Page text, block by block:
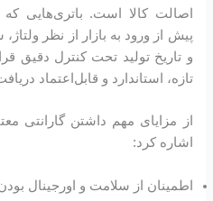
اصالت کالا است. باتری‌هایی
پیش از ورود به بازار از نظر
و تاریخ تولید تحت کنترل دقیق
تازه، استاندارد و قابل‌اعتماد
از مزایای مهم داشتن گارانتی
اشاره کرد:
اطمینان از سلامت و اورجینال